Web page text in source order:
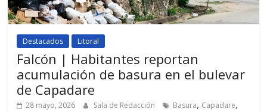
Destacados Litoral
Falcón | Habitantes reportan
acumulación de basura en el bulevar
de Capadare
28 mayo, 2026 Sala de Redacción Basura, Capadare,